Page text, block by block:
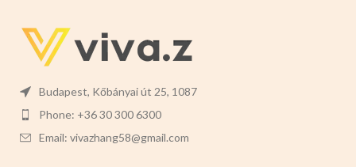
Budapest, Kőbányai út 25, 1087
Phone: +36 30 300 6300
Email: vivazhang58@gmail.com